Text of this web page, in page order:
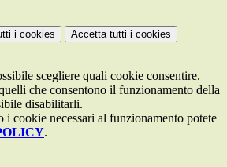
i cookies Accetta tutti i cookies
scegliere quali cookie consentire.
che consentono il funzionamento della
disabilitarli.
i cookie necessari al funzionamento potete
.